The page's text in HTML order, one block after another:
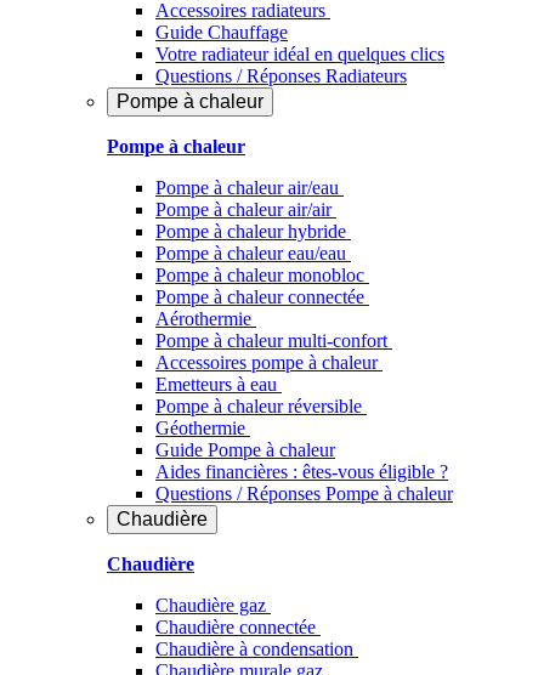
Accessoires radiateurs
Guide Chauffage
Votre radiateur idéal en quelques clics
Questions / Réponses Radiateurs
Pompe à chaleur
Pompe à chaleur
Pompe à chaleur air/eau
Pompe à chaleur air/air
Pompe à chaleur hybride
Pompe à chaleur​ eau/eau
Pompe à chaleur monobloc
Pompe à chaleur connectée
Aérothermie
Pompe à chaleur multi-confort
Accessoires pompe à chaleur
Emetteurs à eau
Pompe à chaleur réversible
Géothermie
Guide Pompe à chaleur
Aides financières : êtes-vous éligible ?
Questions / Réponses Pompe à chaleur
Chaudière
Chaudière
Chaudière gaz
Chaudière connectée
Chaudière à condensation